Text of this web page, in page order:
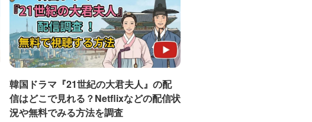
韓国ドラマ『21世紀の大君夫人』の配
信はどこで見れる？Netflixなどの配信状
況や無料でみる方法を調査